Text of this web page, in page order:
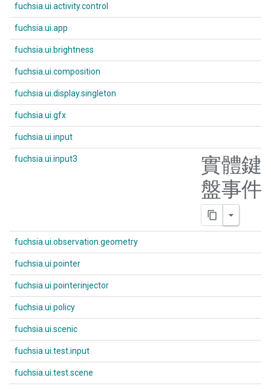
fuchsia.ui.activity.control
fuchsia.ui.app
fuchsia.ui.brightness
fuchsia.ui.composition
fuchsia.ui.display.singleton
fuchsia.ui.gfx
fuchsia.ui.input
fuchsia.ui.input3
實體鍵
盤事件
fuchsia.ui.observation.geometry
fuchsia.ui.pointer
fuchsia.ui.pointerinjector
fuchsia.ui.policy
fuchsia.ui.scenic
fuchsia.ui.test.input
fuchsia.ui.test.scene